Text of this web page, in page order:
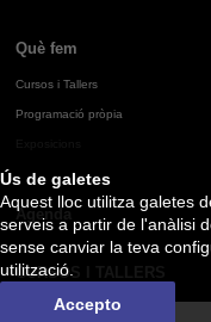
Ús de galetes
Aquest lloc utilitza galetes
serveis a partir de l'anàlisi
sense canviar la teva
utilització.
Accepto
Què fem
Cursos i Tallers
Programació pròpia
Agenda
CURSOS I TALLERS